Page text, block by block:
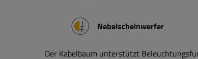
Nebelscheinwerfer
Der Kabelbaum unterstützt